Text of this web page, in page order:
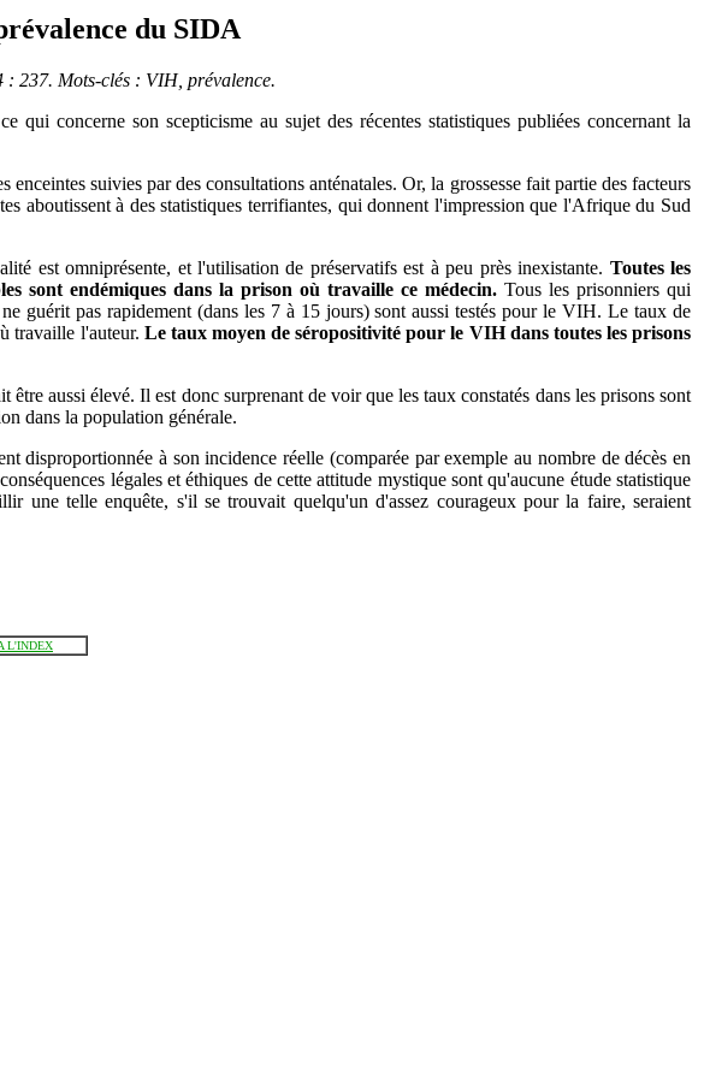
du SIDA
237. Mots-clés : VIH, prévalence.
concerne son scepticisme au sujet des récentes statistiques publiées concernant la
suivies par des consultations anténatales. Or, la grossesse fait partie des facteurs
aboutissent à des statistiques terrifiantes, qui donnent l'impression que l'Afrique du Sud
est omniprésente, et l'utilisation de préservatifs est à peu près inexistante. Toutes les
sont endémiques dans la prison où travaille ce médecin. Tous les prisonniers qui
guérit pas rapidement (dans les 7 à 15 jours) sont aussi testés pour le VIH. Le taux de
travaille l'auteur. Le taux moyen de séropositivité pour le VIH dans toutes les prisons
aussi élevé. Il est donc surprenant de voir que les taux constatés dans les prisons sont
dans la population générale.
à son incidence réelle (comparée par exemple au nombre de décès en
légales et éthiques de cette attitude mystique sont qu'aucune étude statistique
une telle enquête, s'il se trouvait quelqu'un d'assez courageux pour la faire, seraient
L'INDEX